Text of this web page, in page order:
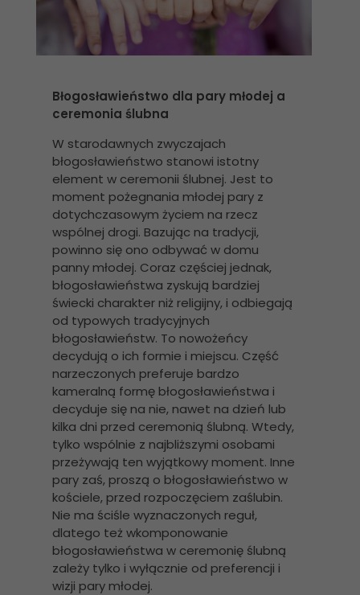
Błogosławieństwo dla pary młodej a
ceremonia ślubna
W starodawnych zwyczajach
błogosławieństwo stanowi istotny
element w ceremonii ślubnej. Jest to
moment pożegnania młodej pary z
dotychczasowym życiem na rzecz
wspólnej drogi. Bazując na tradycji,
powinno się ono odbywać w domu
panny młodej. Coraz częściej jednak,
błogosławieństwa zyskują bardziej
świecki charakter niż religijny, i odbiegają
od typowych tradycyjnych
błogosławieństw. To nowożeńcy
decydują o ich formie i miejscu. Część
narzeczonych preferuje bardzo
kameralną formę błogosławieństwa i
decyduje się na nie, nawet na dzień lub
kilka dni przed ceremonią ślubną. Wtedy,
tylko wspólnie z najbliższymi osobami
przeżywają ten wyjątkowy moment. Inne
pary zaś, proszą o błogosławieństwo w
kościele, przed rozpoczęciem zaślubin.
Nie ma ściśle wyznaczonych reguł,
dlatego też wkomponowanie
błogosławieństwa w ceremonię ślubną
zależy tylko i wyłącznie od preferencji i
wizji pary młodej.